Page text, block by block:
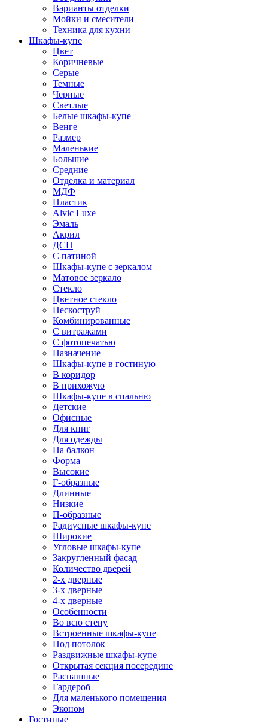
Варианты отделки
Мойки и смесители
Техника для кухни
Шкафы-купе
Цвет
Коричневые
Серые
Темные
Черные
Светлые
Белые шкафы-купе
Венге
Размер
Маленькие
Большие
Средние
Отделка и материал
МДФ
Пластик
Alvic Luxe
Эмаль
Акрил
ДСП
С патиной
Шкафы-купе с зеркалом
Матовое зеркало
Стекло
Цветное стекло
Пескоструй
Комбинированные
С витражами
С фотопечатью
Назначение
Шкафы-купе в гостиную
В коридор
В прихожую
Шкафы-купе в спальню
Детские
Офисные
Для книг
Для одежды
На балкон
Форма
Высокие
Г-образные
Длинные
Низкие
П-образные
Радиусные шкафы-купе
Широкие
Угловые шкафы-купе
Закругленный фасад
Количество дверей
2-х дверные
3-х дверные
4-х дверные
Особенности
Во всю стену
Встроенные шкафы-купе
Под потолок
Раздвижные шкафы-купе
Открытая секция посередине
Распашные
Гардероб
Для маленького помещения
Эконом
Гостиные